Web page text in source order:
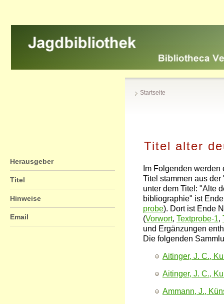
Startseite
Titel alter
Im Folgenden werden
Titel stammen aus der
unter dem Titel: "Alte
bibliographie" ist Ende
probe). Dort ist Ende
(Vorwort, Textprobe-1,
und Ergänzungen
Die folgenden
Aitinger, J. C.,
Aitinger, J. C.,
Ammann, J.,
Herausgeber
Titel
Hinweise
Email